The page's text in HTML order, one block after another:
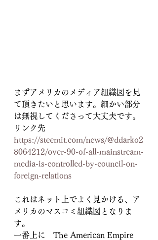
まずアメリカのメディア組織図を見
て頂きたいと思います。細かい部分
は無視してくださって大丈夫です。
リンク先
https://steemit.com/news/@ddarko2
8064212/over-90-of-all-mainstream-
media-is-controlled-by-council-on-
foreign-relations
これはネット上でよく見かける、ア
メリカのマスコミ組織図となりま
す。
一番上に　The American Empire